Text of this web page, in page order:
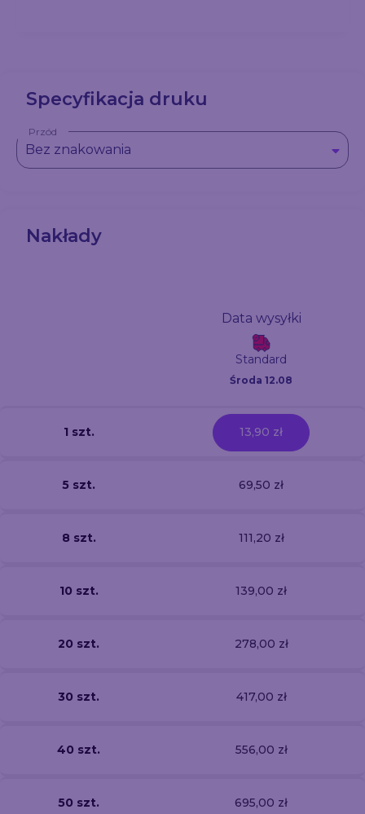
Specyfikacja druku
Przód
Bez znakowania
Nakłady
Data wysyłki
Standard
Środa 12.08
1 szt. 13,90 zł
5 szt. 69,50 zł
8 szt. 111,20 zł
10 szt. 139,00 zł
20 szt. 278,00 zł
30 szt. 417,00 zł
40 szt. 556,00 zł
50 szt. 695,00 zł